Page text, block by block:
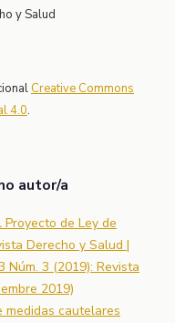
y Salud
Creative Commons
4.0.
autor/a
de Ley de
Derecho y Salud |
Núm. 3 (2019): Revista
2019)
medidas cautelares